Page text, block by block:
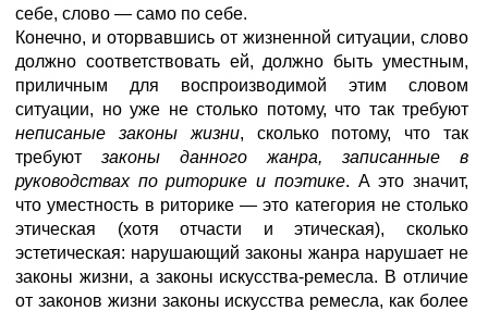
себе, слово — само по себе.
Конечно, и оторвавшись от жизненной ситуации, слово
должно соответствовать ей, должно быть уместным,
приличным для воспроизводимой этим словом
ситуации, но уже не столько потому, что так требуют
неписаные законы жизни, сколько потому, что так
требуют законы данного жанра, записанные в
руководствах по риторике и поэтике. А это значит,
что уместность в риторике — это категория не столько
этическая (хотя отчасти и этическая), сколько
эстетическая: нарушающий законы жанра нарушает не
законы жизни, а законы искусства-ремесла. В отличие
от законов жизни законы искусства ремесла, как более